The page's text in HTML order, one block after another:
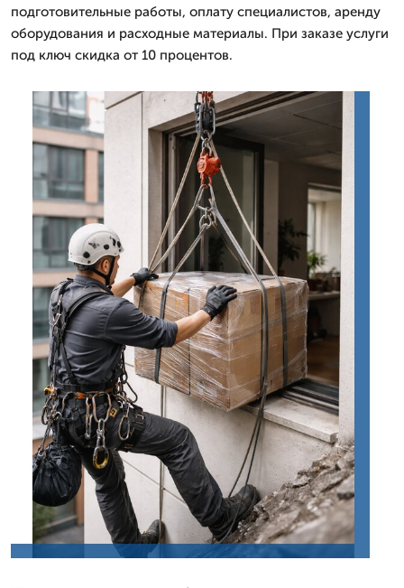
подготовительные работы, оплату специалистов, аренду
оборудования и расходные материалы. При заказе услуги
под ключ скидка от 10 процентов.